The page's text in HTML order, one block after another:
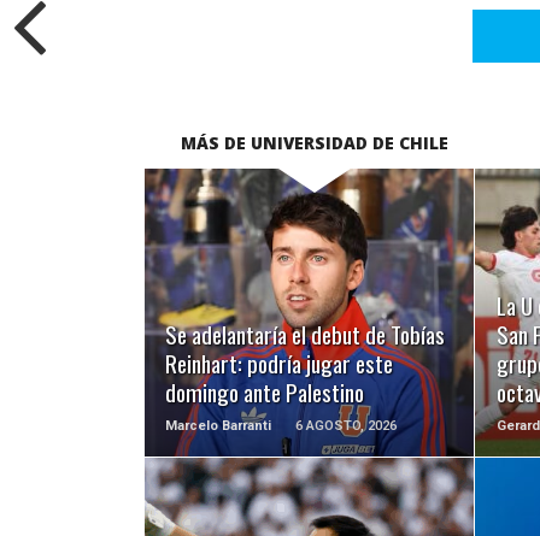
MÁS DE UNIVERSIDAD DE CHILE
Se adelantaría el debut de Tobías
Reinhart: podría jugar este
domingo ante Palestino
Marcelo Barranti 6 AGOSTO, 2026
LEER MÁS
La
San